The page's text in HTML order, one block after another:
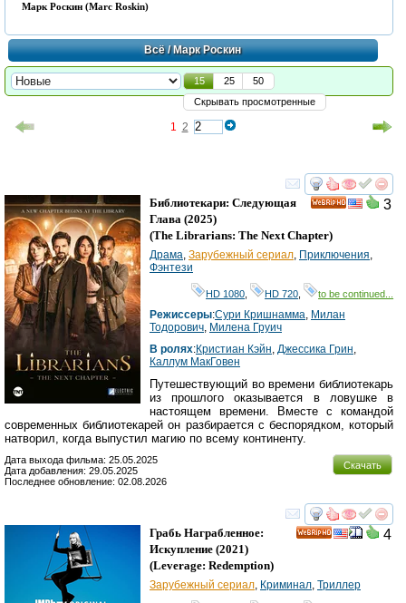
Марк Роскин (Marc Roskin)
Всё/ Марк Роскин
15 25
50
Скрывать просмотренные
1 2
смотреть
3
Библиотекари: Следующая
Глава (2025)
(The Librarians: The Next Chapter)
Драма Зарубежный сериал Приключения
Фэнтези
HD 1080 HD 720 to be continued...
Режиссеры:Сури Кришнамма Милан
Тодорович Милена Груич
В ролях:Кристиан Кэйн Джессика Грин
Каллум МакГовен
Путешествующий во времени библиотекарь
из прошлого оказывается в ловушке в
настоящем времени. Вместе с командой
современных библиотекарей он разбирается с беспорядком, который
натворил, когда выпустил магию по всему континенту.
Скачать
Дата выхода фильма: 25.05.2025
Дата добавления: 29.05.2025
Последнее обновление: 02.08.2026
смотреть
4
Грабь Награбленное:
Искупление (2021)
(Leverage: Redemption)
Зарубежный сериал, Криминал, Триллер